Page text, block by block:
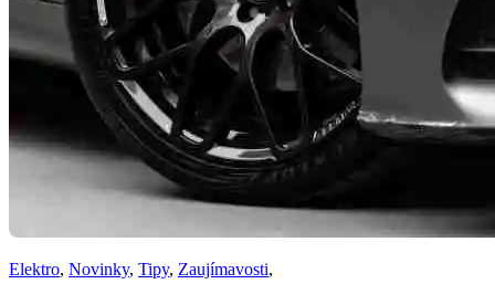
Elektro, Novinky, Tipy, Zaujímavosti,